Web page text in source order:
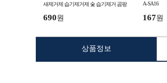
새제거제 습기제거제 숯 습기제거 곰팡
690원
A-SA16
167원
상품정보